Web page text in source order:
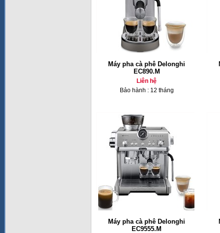
Máy pha cà phê Delonghi
EC890.M
Liên hệ
Bảo hành : 12 tháng
Máy pha cà phê Delonghi
EC9555.M